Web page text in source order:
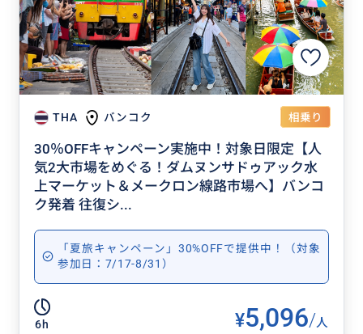
THA バンコク 相乗り
30％OFFキャンペーン実施中！対象日限定【人
気2大市場をめぐる！ダムヌンサドゥアック水
上マーケット＆メークロン線路市場へ】バンコ
ク発着 往復シ...
「夏旅キャンペーン」30%OFFで提供中！（対象
参加日：7/17-8/31）
6h ¥5,096/人